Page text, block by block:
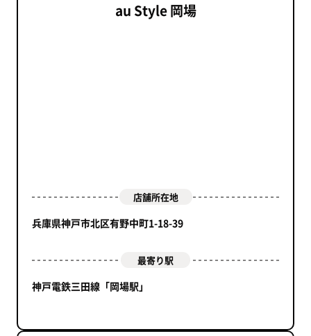
au Style 岡場
店舗所在地
兵庫県神戸市北区有野中町1-18-39
最寄り駅
神戸電鉄三田線「岡場駅」